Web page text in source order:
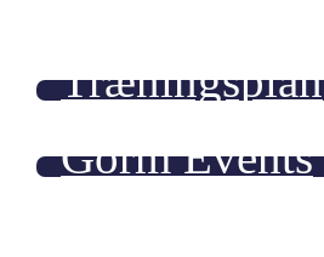
Træningsplan
Gorm Events